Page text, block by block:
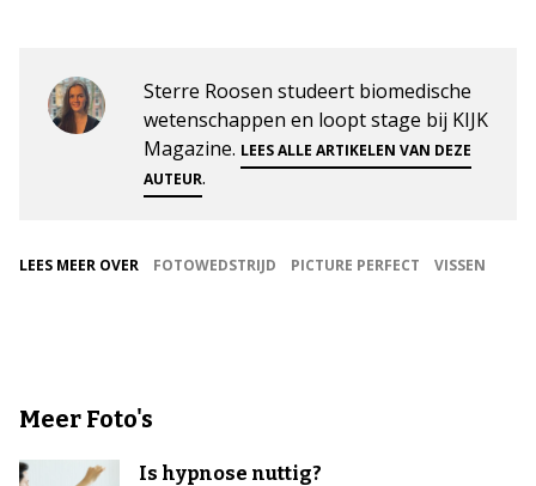
Sterre Roosen studeert biomedische
wetenschappen en loopt stage bij KIJK
Magazine. LEES ALLE ARTIKELEN VAN DEZE
AUTEUR.
LEES MEER OVER FOTOWEDSTRIJD PICTURE PERFECT VISSEN
Meer Foto's
Is hypnose nuttig?